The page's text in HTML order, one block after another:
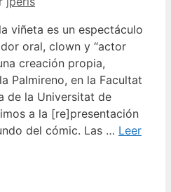
viñeta es un espectáculo
oral, clown y “actor
creación propia,
Palmireno, en la Facultat
de la Universitat de
a la [re]presentación
del cómic. Las … Leer